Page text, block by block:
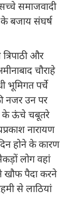
समाजवादी
के बजाय संघर्ष
और
चौराहे
भूमिगत पर्चे
नजर उन पर
के ऊंचे चबूतरे
नारायण
होने के कारण
लोग वहां
खौफ पैदा करने
से लाठियां